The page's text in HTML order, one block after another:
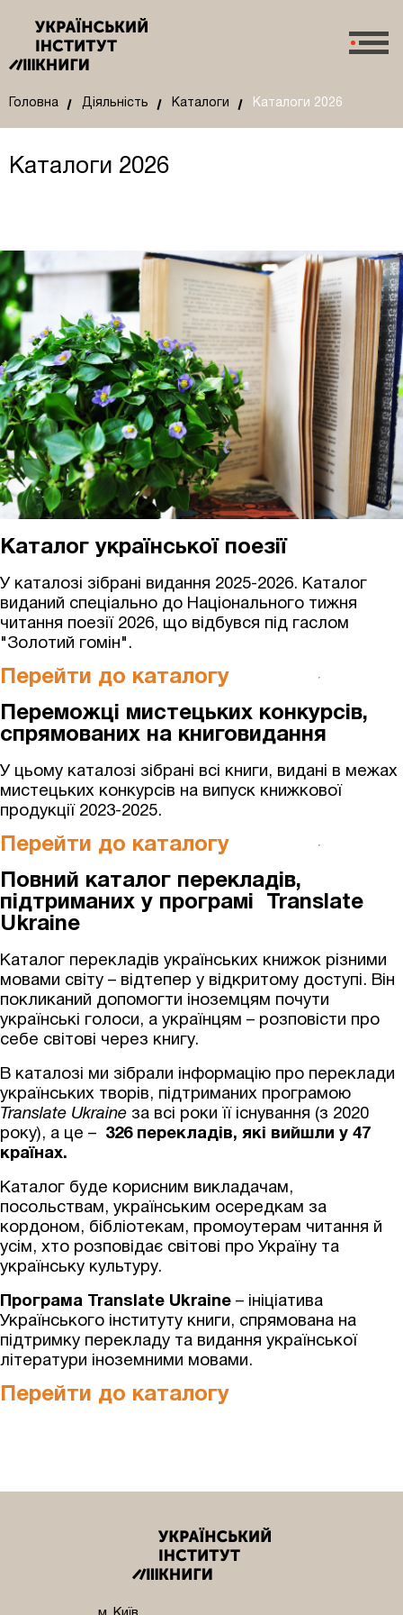
Головна Діяльність Каталоги Каталоги 2026
Каталоги 2026
Каталог української поезії
У каталозі зібрані видання 2025-2026. Каталог
виданий спеціально до Національного тижня
читання поезії 2026, що відбувся під гаслом
"Золотий гомін".
Перейти до каталогу
Переможці мистецьких конкурсів,
спрямованих на книговидання
У цьому каталозі зібрані всі книги, видані в межах
мистецьких конкурсів на випуск книжкової
продукції 2023-2025.
Перейти до каталогу
Повний каталог перекладів,
підтриманих у програмі Translate
Ukraine
Каталог перекладів українських книжок різними
мовами світу – відтепер у відкритому доступі. Він
покликаний допомогти іноземцям почути
українські голоси, а українцям – розповісти про
себе світові через книгу.
В каталозі ми зібрали інформацію про переклади
українських творів, підтриманих програмою
Translate Ukraine за всі роки її існування (з 2020
року), а це – 326 перекладів, які вийшли у 47
країнах.
Каталог буде корисним викладачам,
посольствам, українським осередкам за
кордоном, бібліотекам, промоутерам читання й
усім, хто розповідає світові про Україну та
українську культуру.
Програма Translate Ukraine – ініціатива
Українського інституту книги, спрямована на
підтримку перекладу та видання української
літератури іноземними мовами.
Перейти до каталогу